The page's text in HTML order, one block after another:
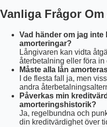
Vanliga Frågor
Vad händer om jag inte
amorteringar?
Långivaren kan vidta
återbetalning eller föra
Måste alla lån
I de flesta fall ja, men
andra
Påverkas min
amorteringshistorik?
Ja, regelbundna och
din kreditvärdighet över